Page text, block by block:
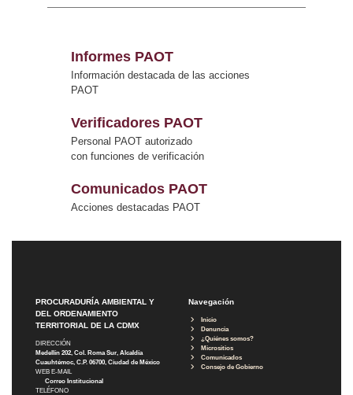
Informes PAOT
Información destacada de las acciones
PAOT
Verificadores PAOT
Personal PAOT autorizado
con funciones de verificación
Comunicados PAOT
Acciones destacadas PAOT
PROCURADURÍA AMBIENTAL Y
DEL ORDENAMIENTO
TERRITORIAL DE LA CDMX
DIRECCIÓN
Medellín 202, Col. Roma Sur, Alcaldía
Cuauhtémoc, C.P. 06700, Ciudad de México
WEB E-MAIL
Correo Institucional
TELÉFONO
Navegación
Inicio
Denuncia
¿Quiénes somos?
Micrositios
Comunicados
Consejo de Gobierno